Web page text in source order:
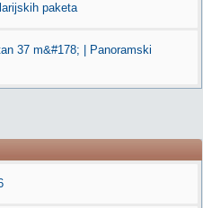
paketa
37 m&#178; | Panoramski